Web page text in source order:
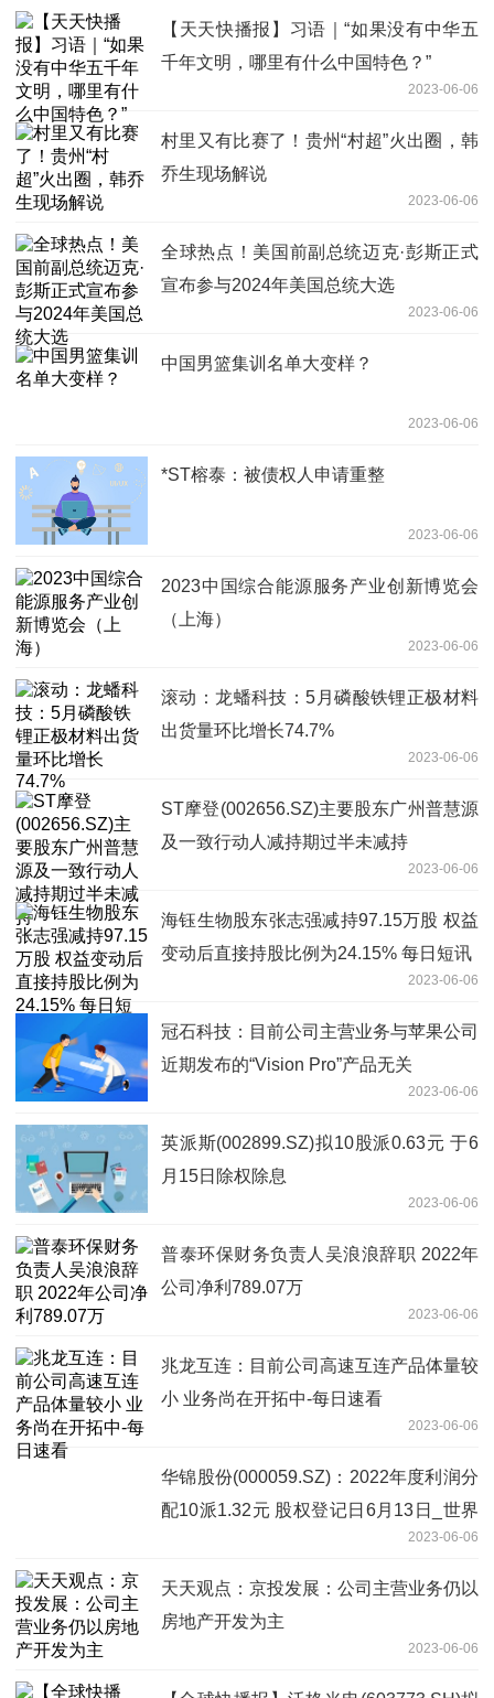
【天天快播报】习语｜“如果没有中华五
千年文明，哪里有什么中国特色？”
2023-06-06
村里又有比赛了！贵州“村超”火出圈，韩
乔生现场解说
2023-06-06
全球热点！美国前副总统迈克·彭斯正式
宣布参与2024年美国总统大选
2023-06-06
中国男篮集训名单大变样？
2023-06-06
*ST榕泰：被债权人申请重整
2023-06-06
2023中国综合能源服务产业创新博览会
（上海）
2023-06-06
滚动：龙蟠科技：5月磷酸铁锂正极材料
出货量环比增长74.7%
2023-06-06
ST摩登(002656.SZ)主要股东广州普慧源
及一致行动人减持期过半未减持
2023-06-06
海钰生物股东张志强减持97.15万股 权益
变动后直接持股比例为24.15% 每日短讯
2023-06-06
冠石科技：目前公司主营业务与苹果公司
近期发布的“Vision Pro”产品无关
2023-06-06
英派斯(002899.SZ)拟10股派0.63元 于6
月15日除权除息
2023-06-06
普泰环保财务负责人吴浪浪辞职 2022年
公司净利789.07万
2023-06-06
兆龙互连：目前公司高速互连产品体量较
小 业务尚在开拓中-每日速看
2023-06-06
华锦股份(000059.SZ)：2022年度利润分
配10派1.32元 股权登记日6月13日_世界
2023-06-06
天天观点：京投发展：公司主营业务仍以
房地产开发为主
2023-06-06